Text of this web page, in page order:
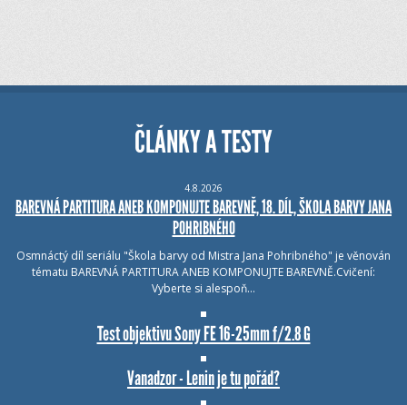
ČLÁNKY A TESTY
4.8.2026
BAREVNÁ PARTITURA ANEB KOMPONUJTE BAREVNĚ, 18. DÍL, ŠKOLA BARVY JANA
POHRIBNÉHO
Osmnáctý díl seriálu "Škola barvy od Mistra Jana Pohribného" je věnován
tématu BAREVNÁ PARTITURA ANEB KOMPONUJTE BAREVNĚ.Cvičení:
Vyberte si alespoň…
Test objektivu Sony FE 16-25mm f/2.8 G
Vanadzor - Lenin je tu pořád?